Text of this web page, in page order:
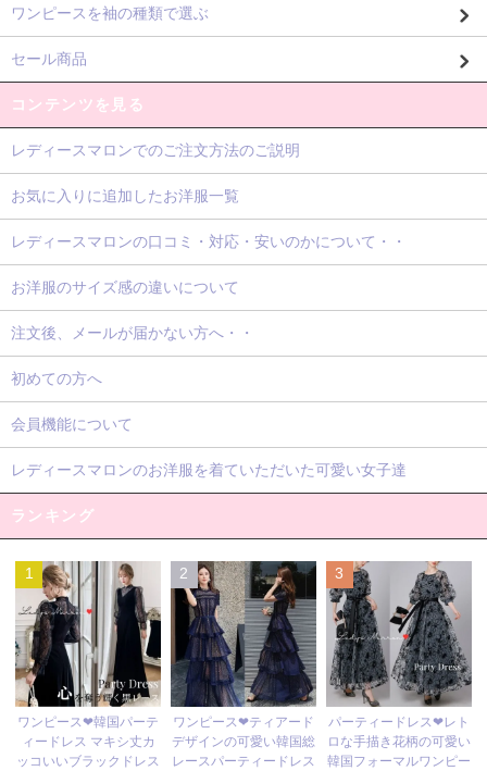
ワンピースを袖の種類で選ぶ
セール商品
コンテンツを見る
レディースマロンでのご注文方法のご説明
お気に入りに追加したお洋服一覧
レディースマロンの口コミ・対応・安いのかについて・・
お洋服のサイズ感の違いについて
注文後、メールが届かない方へ・・
初めての方へ
会員機能について
レディースマロンのお洋服を着ていただいた可愛い女子達
ランキング
1
ワンピース❤韓国パーテ
ィードレス マキシ丈カ
ッコいいブラックドレス
2
ワンピース❤ティアード
デザインの可愛い韓国総
レースパーティードレス
3
パーティードレス❤レト
ロな手描き花柄の可愛い
韓国フォーマルワンピー